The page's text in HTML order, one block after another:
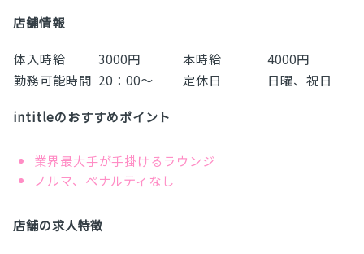
店舗情報
体入時給 3000円 本時給
4000円
勤務可能時間 20：00～ 定休日 日曜、祝日
intitleのおすすめポイント
業界最大手が手掛けるラウンジ
ノルマ、ペナルティなし
店舗の求人特徴